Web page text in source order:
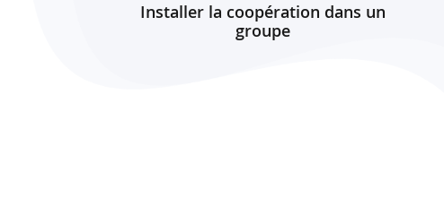
Installer la coopération dans un
groupe